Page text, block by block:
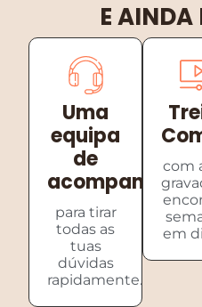
E AINDA
Uma
equipa
de
para tirar
todas as
tuas
dúvidas
rapidamente.
com
em